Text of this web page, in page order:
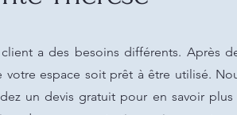
a des besoins différents. Après
espace soit prêt à être utilisé.
un devis gratuit pour en savoir plus